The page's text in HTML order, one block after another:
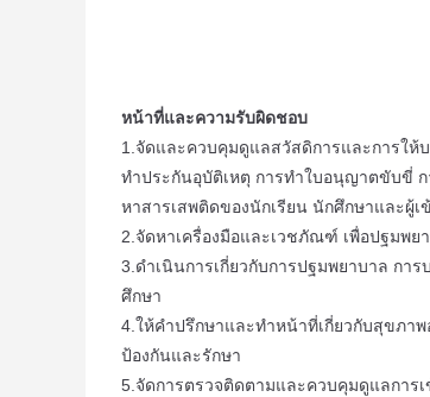
หน้าที่และความรับผิดชอบ
1.จัดและควบคุมดูแลสวัสดิการและการให้
ทำประกันอุบัติเหตุ การทำใบอนุญาตขับขี่
หาสารเสพติดของนักเรียน นักศึกษาและผู้เ
2.จัดหาเครื่องมือและเวชภัณฑ์ เพื่อปฐมพย
3.ดำเนินการเกี่ยวกับการปฐมพยาบาล กา
ศึกษา
4.ให้คำปรึกษาและทำหน้าที่เกี่ยวกับสุขภา
ป้องกันและรักษา
5.จัดการตรวจติดตามและควบคุมดูแลการ